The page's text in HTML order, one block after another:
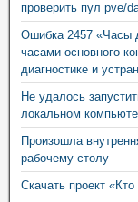
проверить пул pve/
Ошибка 2457 «Часы
часами основного
диагностике и
Не удалось
локальном
Произошла
рабочему столу
Скачать проект